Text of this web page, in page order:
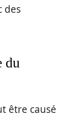
des
du
être causé